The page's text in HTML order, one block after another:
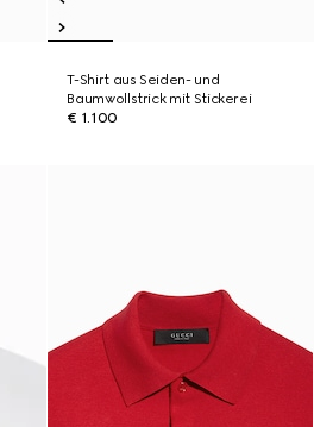
T-Shirt aus Seiden- und
Baumwollstrick mit Stickerei
€ 1.100